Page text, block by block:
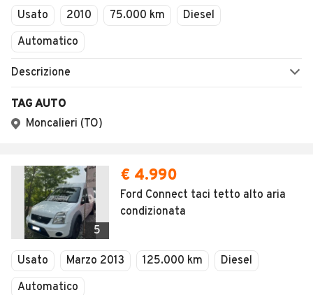
Usato 2010 75.000 km
Diesel
Automatico
Descrizione
TAG AUTO
Moncalieri (TO)
5
€ 4.990
Ford Connect taci tetto alto aria
condizionata
Usato Marzo 2013 125.000 km
Diesel
Automatico